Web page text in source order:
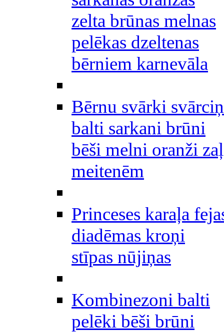
zelta brūnas melnas
pelēkas dzeltenas
bērniem karnevāla
Bērnu svārki
balti sarkani brūni
bēši melni oranži
meitenēm
Princeses karaļa
diadēmas kroņi
stīpas nūjiņas
Kombinezoni balti
pelēki bēši brūni